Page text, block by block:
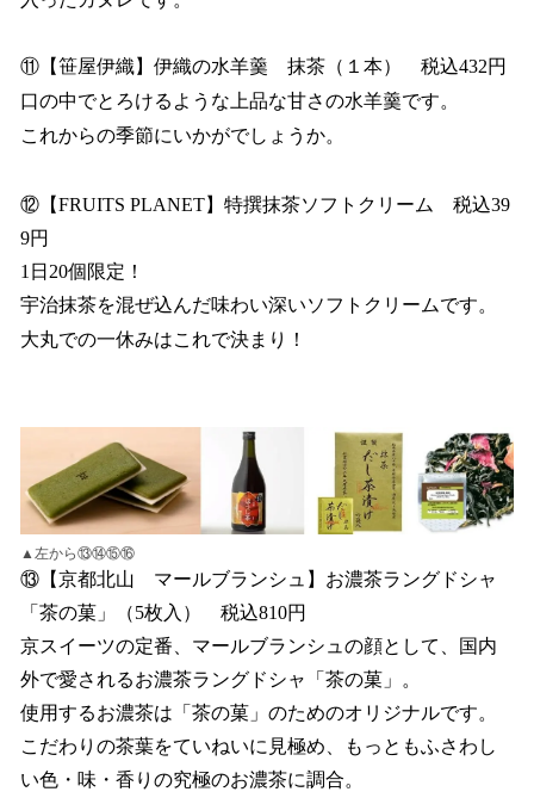
⑪【笹屋伊織】伊織の水羊羹 抹茶（１本） 税込432円
口の中でとろけるような上品な甘さの水羊羹です。
これからの季節にいかがでしょうか。
⑫【FRUITS PLANET】特撰抹茶ソフトクリーム 税込39
9円
1日20個限定！
宇治抹茶を混ぜ込んだ味わい深いソフトクリームです。
大丸での一休みはこれで決まり！
▲左から⑬⑭⑮⑯
⑬【京都北山 マールブランシュ】お濃茶ラングドシャ
「茶の菓」（5枚入） 税込810円
京スイーツの定番、マールブランシュの顔として、国内
外で愛されるお濃茶ラングドシャ「茶の菓」。
使用するお濃茶は「茶の菓」のためのオリジナルです。
こだわりの茶葉をていねいに見極め、もっともふさわし
い色・味・香りの究極のお濃茶に調合。